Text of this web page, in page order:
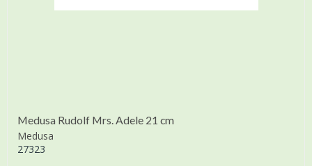
Medusa Rudolf Mrs. Adele 21 cm
Medusa
27323